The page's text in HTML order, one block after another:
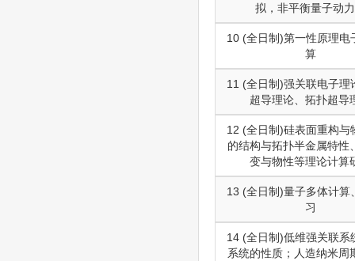
拟，非平衡量子动
10 (全日制)第一性原理电
算
11 (全日制)强关联电子理
超导理论、拓扑超导
12 (全日制)硅表面重构与
的结构与拓扑半金属特性
变与物性等理论计算
13 (全日制)量子多体计算
习
14 (全日制)低维强关联系
系统的性质；人造纳米周